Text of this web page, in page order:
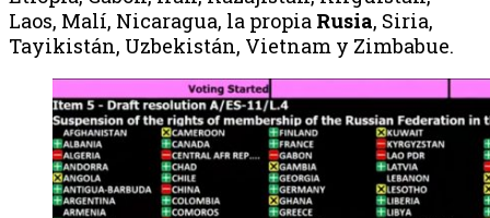
Laos, Malí, Nicaragua, la propia Rusia, Siria,
Tayikistán, Uzbekistán, Vietnam y Zimbabue.